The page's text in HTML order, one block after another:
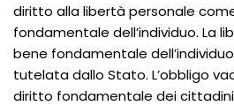
diritto alla libertà personale
fondamentale dell’individuo. La
bene fondamentale
tutelata dallo Stato. L’obbligo
diritto fondamentale dei